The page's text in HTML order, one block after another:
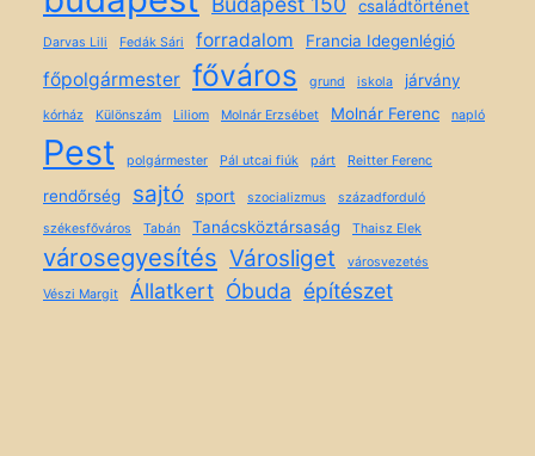
családtörténet
Darvas Lili Fedák Sári forradalom Francia Idegenlégió
főpolgármester főváros grund iskola járvány
kórház Különszám Liliom Molnár Erzsébet Molnár Ferenc napló
Pest polgármester Pál utcai fiúk párt Reitter Ferenc
rendőrség sajtó sport szocializmus
századforduló
székesfőváros
Tabán Tanácsköztársaság Thaisz Elek
városegyesítés Városliget városvezetés
Vészi Margit Állatkert Óbuda építészet